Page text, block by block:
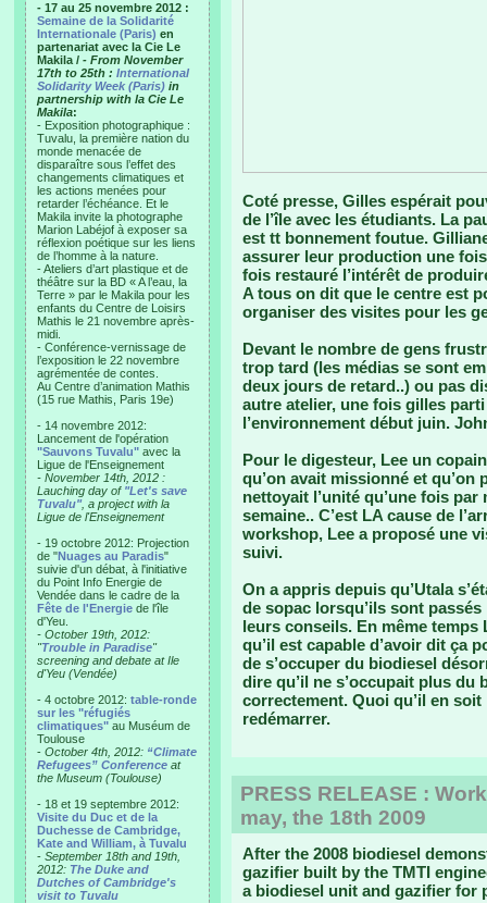
- 17 au 25 novembre 2012 :
Semaine de la Solidarité
Internationale (Paris) en
partenariat avec la Cie Le
Makila / - From November
17th to 25th : International
Solidarity Week (Paris) in
partnership with la Cie Le
Makila:
- Exposition photographique :
Tuvalu, la première nation du
monde menacée de
disparaître sous l’effet des
changements climatiques et
les actions menées pour
retarder l’échéance. Et le
Makila invite la photographe
Marion Labéjof à exposer sa
réflexion poétique sur les liens
de l’homme à la nature.
- Ateliers d’art plastique et de
théâtre sur la BD « A l’eau, la
Terre » par le Makila pour les
enfants du Centre de Loisirs
Mathis le 21 novembre après-
midi.
- Conférence-vernissage de
l’exposition le 22 novembre
agrémentée de contes.
Au Centre d’animation Mathis
(15 rue Mathis, Paris 19e)
- 14 novembre 2012:
Lancement de l'opération
"Sauvons Tuvalu" avec la
Ligue de l'Enseignement
- November 14th, 2012 :
Lauching day of "Let's save
Tuvalu", a project with la
Ligue de l'Enseignement
- 19 octobre 2012: Projection
de "Nuages au Paradis"
suivie d'un débat, à l'initiative
du Point Info Energie de
Vendée dans le cadre de la
Fête de l'Energie de l'île
d'Yeu.
- October 19th, 2012:
"Trouble in Paradise"
screening and debate at Ile
d'Yeu (Vendée)
- 4 octobre 2012: table-ronde
sur les "réfugiés
climatiques" au Muséum de
Toulouse
- October 4th, 2012: “Climate
Refugees” Conference at
the Museum (Toulouse)
- 18 et 19 septembre 2012:
Visite du Duc et de la
Duchesse de Cambridge,
Kate and William, à Tuvalu
- September 18th and 19th,
2012: The Duke and
Dutches of Cambridge's
visit to Tuvalu
Coté presse, Gilles espérait
de l’île avec les étudiants. La
est tt bonnement foutue.
assurer leur production une
fois restauré l’intérêt de
A tous on dit que le centre est
organiser des visites pour les
Devant le nombre de gens
trop tard (les médias se sont
deux jours de retard..) ou pas
autre atelier, une fois gilles
l’environnement début juin.
Pour le digesteur, Lee un
qu’on avait missionné et qu’on
nettoyait l’unité qu’une fois
semaine.. C’est LA cause de
workshop, Lee a proposé une
suivi.
On a appris depuis qu’Utala
de sopac lorsqu’ils sont
leurs conseils. En même
qu’il est capable d’avoir dit ça
de s’occuper du biodiesel
dire qu’il ne s’occupait plus du
correctement. Quoi qu’il en
redémarrer.
PRESS RELEASE :
may, the 18th 2009
After the 2008 biodiesel
gazifier built by the TMTI
a biodiesel unit and gazifier for